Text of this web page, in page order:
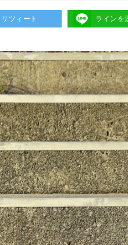
リツィート ラインを